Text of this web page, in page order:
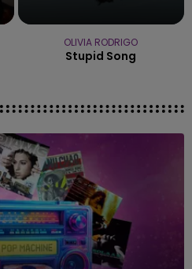
OLIVIA RODRIGO
Stupid Song